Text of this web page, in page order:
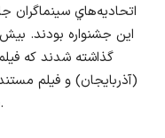
اتحاديه‌هاي سينماگران
گذاشته شدند كه
(آذربايجان) و فيلم
فتحي نجفي (ايران) برنده شناخته شدند.